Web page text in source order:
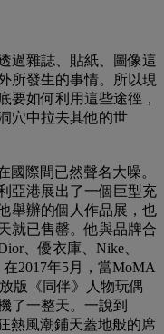
過雜誌、貼紙、圖像這
所發生的事情。所以現
要如何利用這些途徑，
穴中拉去其他的世
國際間已然聲名大噪。
亞港展出了一個巨型充
舉辦的個人作品展，也
就已售罄。他與品牌合
、優衣庫、Nike、
在2017年5月，當MoMA
版《同伴》人物玩偶
了一整天。一說到
熱風潮鋪天蓋地般的席